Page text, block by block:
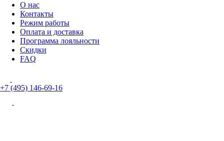
О нас
Контакты
Режим работы
Оплата и доставка
Программа лояльности
Скидки
FAQ
+7 (495) 146-69-16